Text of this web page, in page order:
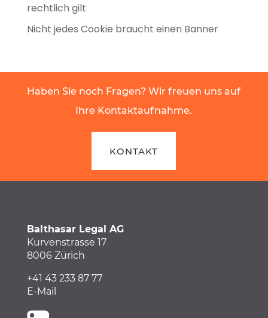
rechtlich gilt
Nicht jedes Cookie braucht einen Banner
Haben Sie noch Fragen? Wir freuen uns auf
Ihre Kontaktaufnahme.
KONTAKT
Balthasar Legal AG
Kurvenstrasse 17
8006 Zürich
+41 43 233 87 77
E-Mail